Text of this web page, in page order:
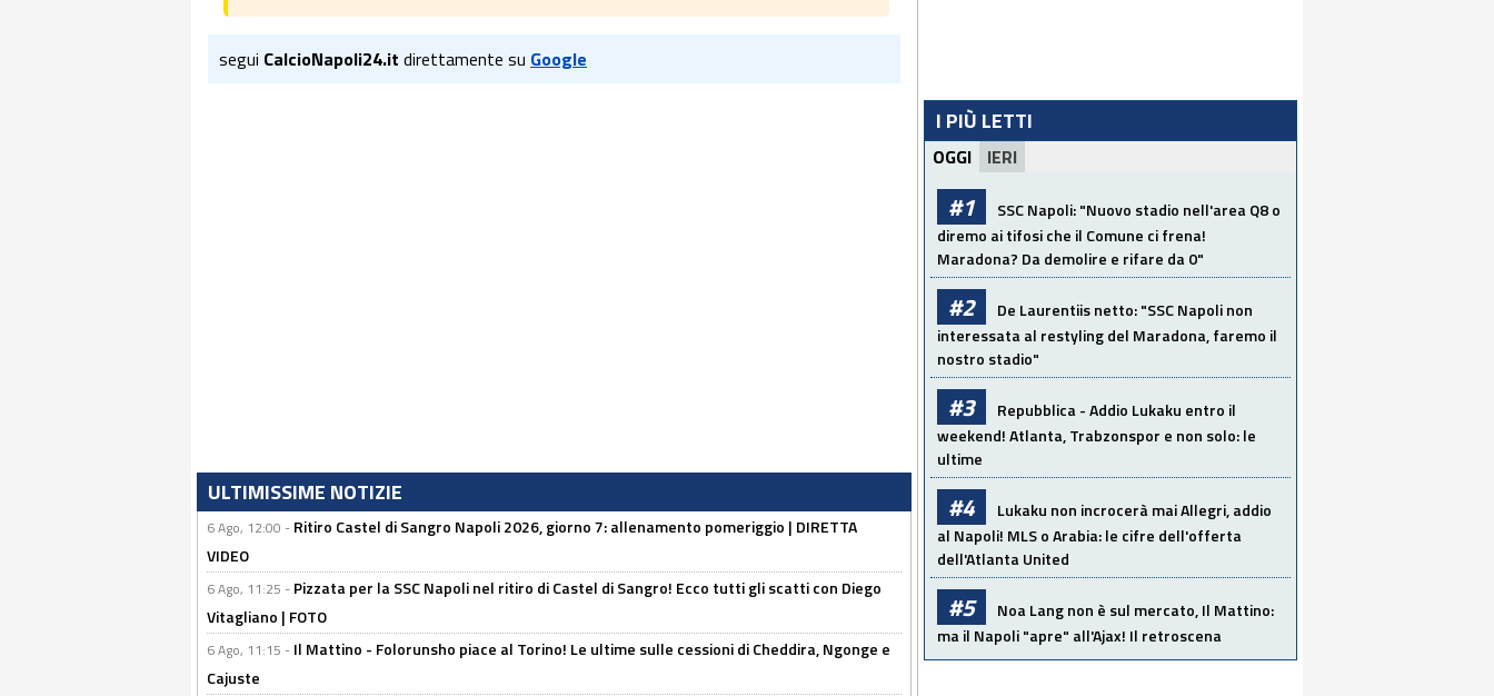
segui CalcioNapoli24.it direttamente su Google
ULTIMISSIME NOTIZIE
6 Ago, 12:00 - Ritiro Castel di Sangro Napoli 2026, giorno 7: allenamento pomeriggio | DIRETTA
VIDEO
6 Ago, 11:25 - Pizzata per la SSC Napoli nel ritiro di Castel di Sangro! Ecco tutti gli scatti con Diego
Vitagliano | FOTO
6 Ago, 11:15 - Il Mattino - Folorunsho piace al Torino! Le ultime sulle cessioni di Cheddira, Ngonge e
Cajuste
I PIÙ LETTI
OGGI IERI
#1
SSC Napoli: "Nuovo stadio nell'area Q8 o
diremo ai tifosi che il Comune ci frena!
Maradona? Da demolire e rifare da 0"
#2
De Laurentiis netto: "SSC Napoli non
interessata al restyling del Maradona, faremo il
nostro stadio"
#3
Repubblica - Addio Lukaku entro il
weekend! Atlanta, Trabzonspor e non solo: le
ultime
#4
Lukaku non incrocerà mai Allegri, addio
al Napoli! MLS o Arabia: le cifre dell'offerta
dell'Atlanta United
#5
Noa Lang non è sul mercato, Il Mattino:
ma il Napoli "apre" all'Ajax! Il retroscena